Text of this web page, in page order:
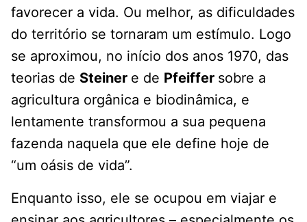
favorecer a vida. Ou melhor, as dificuldades
do território se tornaram um estímulo. Logo
se aproximou, no início dos anos 1970, das
teorias de Steiner e de Pfeiffer sobre a
agricultura orgânica e biodinâmica, e
lentamente transformou a sua pequena
fazenda naquela que ele define hoje de
“um oásis de vida”.
Enquanto isso, ele se ocupou em viajar e